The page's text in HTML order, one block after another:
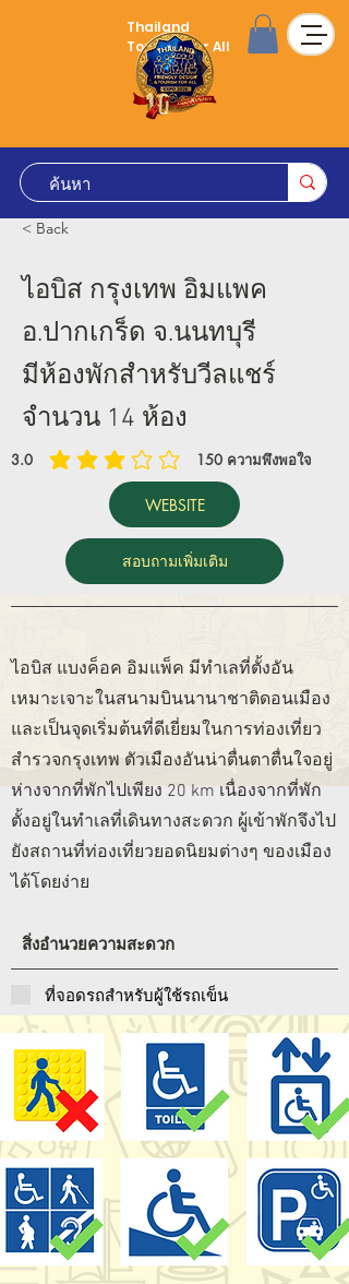
Thailand
Tourism for All
< Back
ไอบิส กรุงเทพ อิมแพค
อ.ปากเกร็ด จ.นนทบุรี
มีห้องพักสำหรับวีลแชร์
จำนวน 14 ห้อง
3.0 150 ความพึงพอใจ
คะแนนเฉลี่ยอยู่ที่ 3 เต็ม 5, จาก 150 โหวต, ความพึงพอ
WEBSITE
สอบถามเพิ่มเติม
ไอบิส แบงค็อค อิมแพ็ค มีทำเลที่ตั้งอัน
เหมาะเจาะในสนามบินนานาชาติดอนเมือง
และเป็นจุดเริ่มต้นที่ดีเยี่ยมในการท่องเที่ยว
สำรวจกรุงเทพ ตัวเมืองอันน่าตื่นตาตื่นใจอยู่
ห่างจากที่พักไปเพียง 20 km เนื่องจากที่พัก
ตั้งอยู่ในทำเลที่เดินทางสะดวก ผู้เข้าพักจึงไป
ยังสถานที่ท่องเที่ยวยอดนิยมต่างๆ ของเมือง
ได้โดยง่าย
สิ่งอำนวยความสะดวก
ที่จอดรถสำหรับผู้ใช้รถเข็น